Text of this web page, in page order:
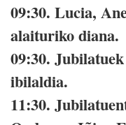
09:30. Lucia,
alaituriko diana.
09:30.
ibilaldia.
11:30.